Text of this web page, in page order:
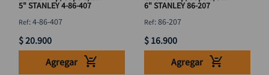
5" STANLEY 4-86-407
:4-86-407
$20.900
Agregar
6" STANLEY 86-207
:86-207
$ 16.900
Agregar